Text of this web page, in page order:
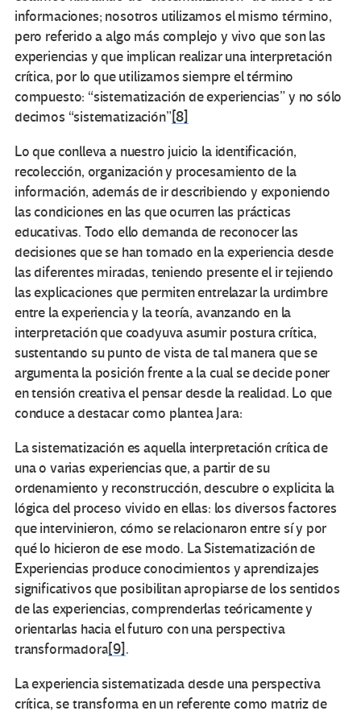
informaciones; nosotros utilizamos el mismo término,
pero referido a algo más complejo y vivo que son las
experiencias y que implican realizar una interpretación
crítica, por lo que utilizamos siempre el término
compuesto: “sistematización de experiencias” y no sólo
decimos “sistematización”[8]
Lo que conlleva a nuestro juicio la identificación,
recolección, organización y procesamiento de la
información, además de ir describiendo y exponiendo
las condiciones en las que ocurren las prácticas
educativas. Todo ello demanda de reconocer las
decisiones que se han tomado en la experiencia desde
las diferentes miradas, teniendo presente el ir tejiendo
las explicaciones que permiten entrelazar la urdimbre
entre la experiencia y la teoría, avanzando en la
interpretación que coadyuva asumir postura crítica,
sustentando su punto de vista de tal manera que se
argumenta la posición frente a la cual se decide poner
en tensión creativa el pensar desde la realidad. Lo que
conduce a destacar como plantea Jara:
La sistematización es aquella interpretación crítica de
una o varias experiencias que, a partir de su
ordenamiento y reconstrucción, descubre o explicita la
lógica del proceso vivido en ellas: los diversos factores
que intervinieron, cómo se relacionaron entre sí y por
qué lo hicieron de ese modo. La Sistematización de
Experiencias produce conocimientos y aprendizajes
significativos que posibilitan apropiarse de los sentidos
de las experiencias, comprenderlas teóricamente y
orientarlas hacia el futuro con una perspectiva
transformadora[9].
La experiencia sistematizada desde una perspectiva
crítica, se transforma en un referente como matriz de